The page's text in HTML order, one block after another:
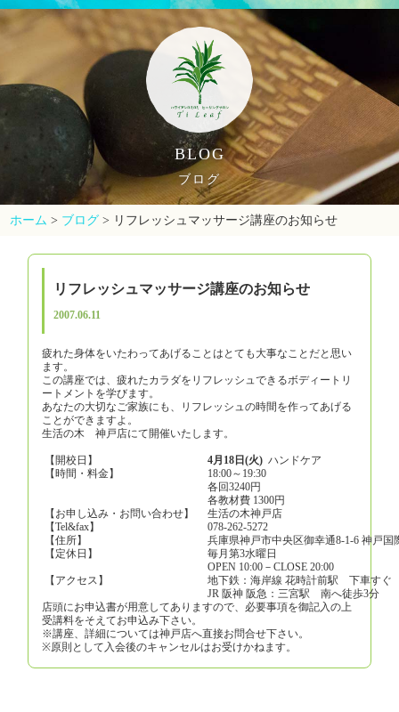
BLOG
ブログ
ホーム > ブログ > リフレッシュマッサージ講座のお知らせ
リフレッシュマッサージ講座のお知らせ
2007.06.11
疲れた身体をいたわってあげることはとても大事なことだと思い
ます。
この講座では、疲れたカラダをリフレッシュできるボディートリ
ートメントを学びます。
あなたの大切なご家族にも、リフレッシュの時間を作ってあげる
ことができますよ。
生活の木 神戸店にて開催いたします。
【開校日】 4月18日(火)ハンドケア
【時間・料金】
18:00～19:30
各回3240円
各教材費 1300円
【お申し込み・お問い合わせ】
生活の木神戸店
【Tel&fax】
078-262-5272
【住所】
兵庫県神戸市中央区御幸通8-1-6 神戸国
【定休日】
毎月第3水曜日
OPEN 10:00－CLOSE 20:00
【アクセス】
地下鉄：海岸線 花時計前駅 下車すぐ
JR 阪神 阪急：三宮駅 南へ徒歩3分
店頭にお申込書が用意してありますので、必要事項を御記入の上
受講料をそえてお申込み下さい。
※講座、詳細については神戸店へ直接お問合せ下さい。
※原則として入会後のキャンセルはお受けかねます。